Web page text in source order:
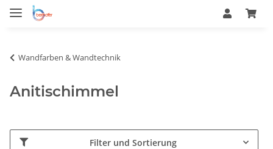
Wandfarben & Wandtechnik
Anitischimmel
Filter und Sortierung